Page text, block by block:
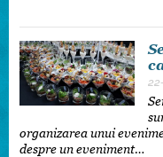
organizarea unui
despre un eveniment…